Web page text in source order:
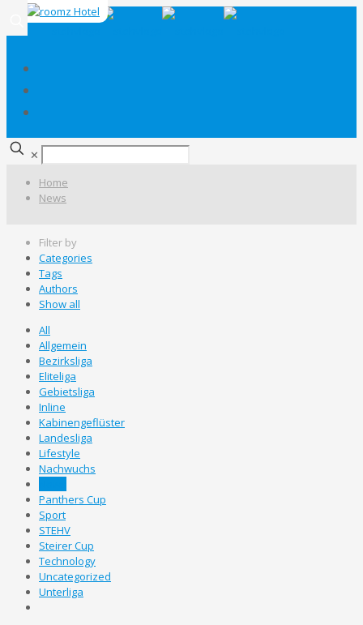
✕
Home
News
Filter by
Categories
Tags
Authors
Show all
All
Allgemein
Bezirksliga
Eliteliga
Gebietsliga
Inline
Kabinengeflüster
Landesliga
Lifestyle
Nachwuchs
Panthers Cup
Sport
STEHV
Steirer Cup
Technology
Uncategorized
Unterliga